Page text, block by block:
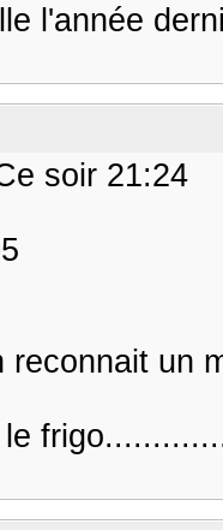
l'année
soir 21:24
reconnait un